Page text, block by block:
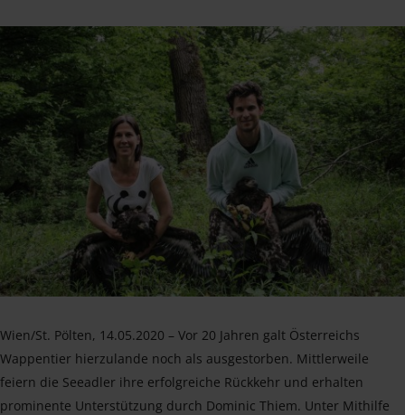
Wien/St. Pölten, 14.05.2020 – Vor 20 Jahren galt Österreichs
Wappentier hierzulande noch als ausgestorben. Mittlerweile
feiern die Seeadler ihre erfolgreiche Rückkehr und erhalten
prominente Unterstützung durch Dominic Thiem. Unter Mithilfe